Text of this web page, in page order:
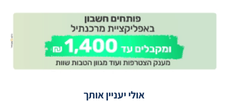
אולי יעניין אותך